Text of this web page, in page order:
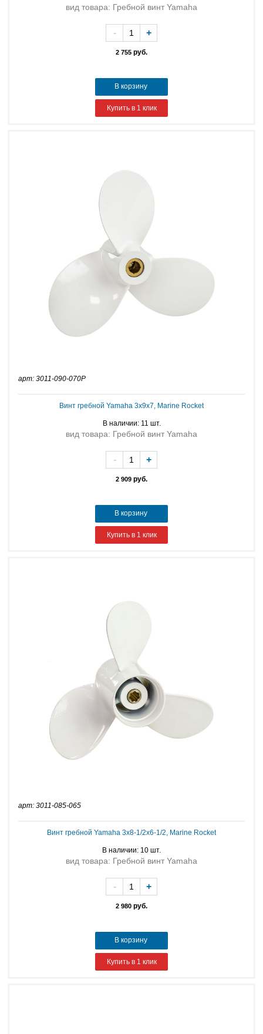
вид товара: Гребной винт Yamaha
2 755 руб.
- +
В корзину
Купить в 1 клик
арт: 3011-090-070P
Винт гребной Yamaha 3x9x7, Marine Rocket
В наличии: 11 шт.
вид товара: Гребной винт Yamaha
2 909 руб.
- +
В корзину
Купить в 1 клик
арт: 3011-085-065
Винт гребной Yamaha 3x8-1/2x6-1/2, Marine Rocket
В наличии: 10 шт.
вид товара: Гребной винт Yamaha
2 980 руб.
- +
В корзину
Купить в 1 клик